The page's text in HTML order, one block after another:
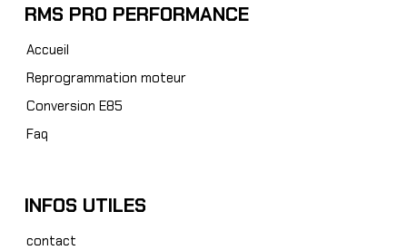
RMS PRO PERFORMANCE
Accueil
Reprogrammation moteur
Conversion E85
Faq
INFOS UTILES
contact